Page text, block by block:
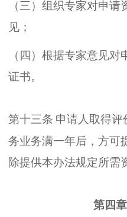
（三 ） 组织专家对申请
见 ；
（ 四 ） 根据专家意见对
证书。
第十三条 申请人取得评
务业务满一年后 ， 方可
除提供本办法规定所需
第四